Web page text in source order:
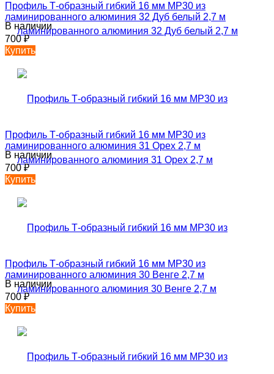
Профиль Т-образный гибкий 16 мм MP30 из
ламинированного алюминия 32 Дуб белый 2,7 м
В наличии
700₽
Купить
Профиль Т-образный гибкий 16 мм MP30 из
ламинированного алюминия 31 Орех 2,7 м
В наличии
700₽
Купить
Профиль Т-образный гибкий 16 мм MP30 из
ламинированного алюминия 30 Венге 2,7 м
В наличии
700₽
Купить